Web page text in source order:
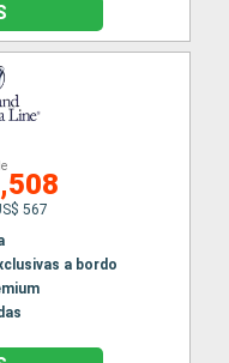
567
a bordo